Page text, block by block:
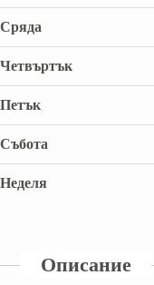
Сряда
Четвъртък
Петък
Събота
Неделя
Описание